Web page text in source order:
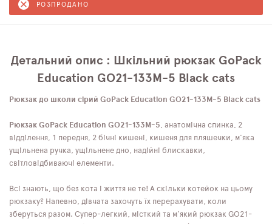
РОЗПРОДАНО
Детальний опис : Шкільний рюкзак GoPack
Education GO21-133M-5 Black cats
Рюкзак до школи сірий GoPack Education GO21-133M-5 Black cats
Рюкзак GoPack Education GO21-133M-5 , анатомічна спинка, 2
відділення, 1 передня, 2 бічні кишені, кишеня для пляшечки, м'яка
ущільнена ручка, ущільнене дно, надійні блискавки,
світловідбиваючі елементи.
Всі знають, що без кота і життя не те! А скільки котейок на цьому
рюкзаку? Напевно, дівчата захочуть їх перерахувати, коли
зберуться разом. Супер-легкий, місткий та м'який рюкзак GO21-